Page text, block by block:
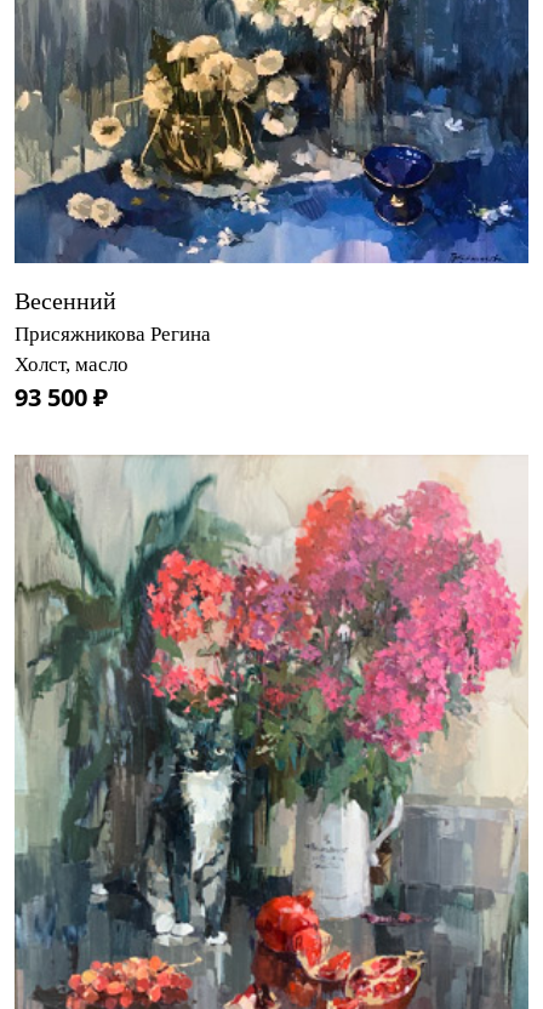
Весенний
Присяжникова Регина
Холст, масло
93 500 ₽